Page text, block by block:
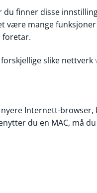
finner disse
mange
foretar.
slike nettverk
Internett-browser,
du en MAC, må